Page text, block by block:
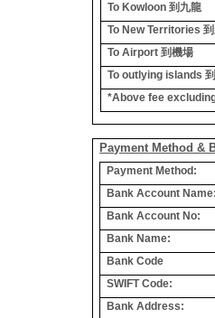
To Kowloon 到九龍
To New Territories
To Airport 到機場
To outlying islands
*Above fee
Payment Method &
Payment Method:
Bank Account Name:
Bank Account No:
Bank Name:
Bank Code
SWIFT Code:
Bank Address: